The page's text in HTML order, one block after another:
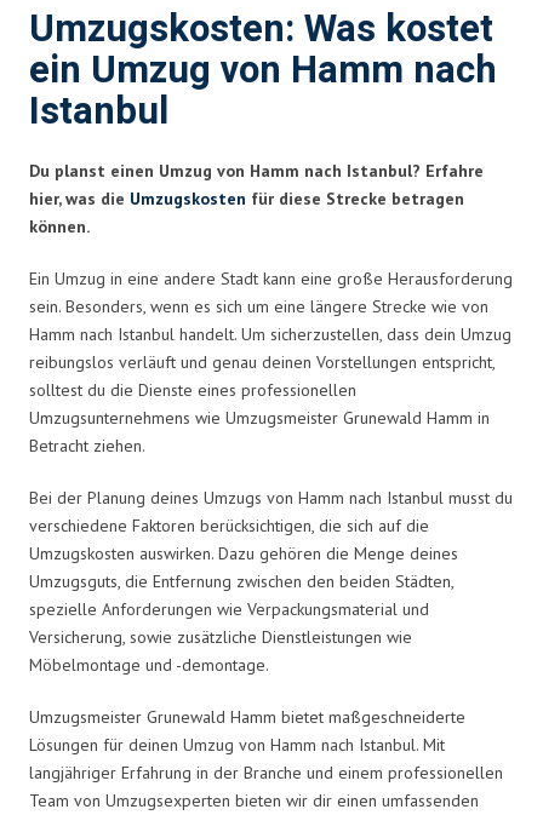
Umzugskosten: Was kostet
ein Umzug von Hamm nach
Istanbul
Du planst einen Umzug von Hamm nach Istanbul? Erfahre
hier, was die Umzugskosten für diese Strecke betragen
können.
Ein Umzug in eine andere Stadt kann eine große Herausforderung
sein. Besonders, wenn es sich um eine längere Strecke wie von
Hamm nach Istanbul handelt. Um sicherzustellen, dass dein Umzug
reibungslos verläuft und genau deinen Vorstellungen entspricht,
solltest du die Dienste eines professionellen
Umzugsunternehmens wie Umzugsmeister Grunewald Hamm in
Betracht ziehen.
Bei der Planung deines Umzugs von Hamm nach Istanbul musst du
verschiedene Faktoren berücksichtigen, die sich auf die
Umzugskosten auswirken. Dazu gehören die Menge deines
Umzugsguts, die Entfernung zwischen den beiden Städten,
spezielle Anforderungen wie Verpackungsmaterial und
Versicherung, sowie zusätzliche Dienstleistungen wie
Möbelmontage und -demontage.
Umzugsmeister Grunewald Hamm bietet maßgeschneiderte
Lösungen für deinen Umzug von Hamm nach Istanbul. Mit
langjähriger Erfahrung in der Branche und einem professionellen
Team von Umzugsexperten bieten wir dir einen umfassenden